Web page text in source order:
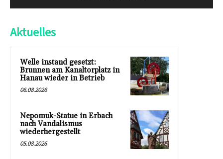
Aktuelles
Welle instand gesetzt:
Brunnen am Kanaltorplatz in
Hanau wieder in Betrieb
06.08.2026
Nepomuk-Statue in Erbach
nach Vandalismus
wiederhergestellt
05.08.2026